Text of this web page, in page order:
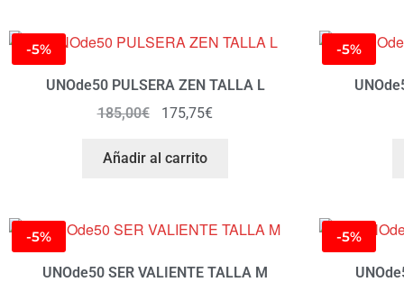
-5%
UNOde50 PULSERA ZEN TALLA L
185,00€ 175,75€
Añadir al carrito
-5%
-5%
UNOde50 SER VALIENTE TALLA M
-5%